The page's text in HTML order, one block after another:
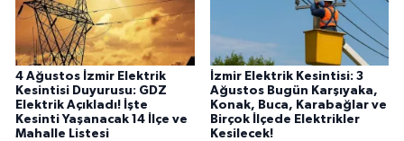
4 Ağustos İzmir Elektrik
Kesintisi Duyurusu: GDZ
Elektrik Açıkladı! İşte
Kesinti Yaşanacak 14 İlçe ve
Mahalle Listesi
İzmir Elektrik Kesintisi: 3
Ağustos Bugün Karşıyaka,
Konak, Buca, Karabağlar ve
Birçok İlçede Elektrikler
Kesilecek!